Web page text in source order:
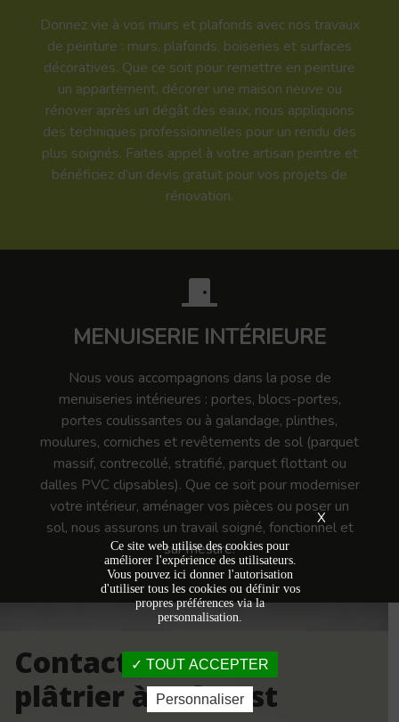
Donnez vie à vos murs et plafonds avec nos travaux
de peinture : murs, plafonds, boiseries et surfaces
décoratives. Que ce soit pour remettre en peinture
un appartement, décorer une maison neuve ou
rénover après un dégât des eaux, nous appliquons
des techniques professionnelles pour un rendu des
plus soignés. Faites appel à votre artisan peintre et
bénéficiez d’un devis gratuit pour vos projets de
rénovation.
MENUISERIE INTÉRIEURE
Nous vous accompagnons dans la pose de
menuiseries intérieures : portes, blocs-portes,
portes coulissantes ou à galandage, plinthes,
moulures, corniches et revêtements de sol (parquet
massif, contrecollé, stratifié, parquet flottant ou
dalles PVC clipsables). Que ce soit pour moderniser
votre intérieur, aménager vos pièces ou poser un
sol, nous assurons un travail soigné, fonctionnel et
sur mesure.
Contactez votre
plâtrier à Leforest
X
Ce site web utilise des cookies pour
améliorer l'expérience des utilisateurs.
Vous pouvez ici donner l'autorisation
d'utiliser tous les cookies ou définir vos
propres préférences via la
personnalisation.
TOUT ACCEPTER
Personnaliser